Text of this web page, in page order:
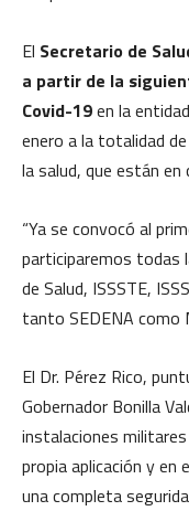
El Secretario de
a partir de la
Covid-19en la
enero a la totalidad
la salud, que están
“Ya se convocó al
participaremos todas
de Salud, ISSSTE,
tanto SEDENA como
El Dr. Pérez Rico,
Gobernador Bonilla
instalaciones
propia aplicación y en
una completa